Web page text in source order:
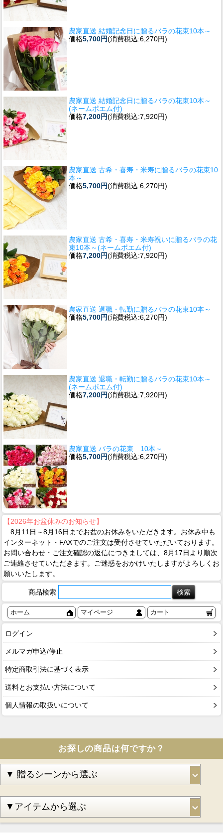
農家直送 結婚記念日に贈るバラの花束10本～
価格5,700円(消費税込:6,270円)
農家直送 結婚記念日に贈るバラの花束10本～
(ネームポエム付)
価格7,200円(消費税込:7,920円)
農家直送 古希・喜寿・米寿に贈るバラの花束10
本～
価格5,700円(消費税込:6,270円)
農家直送 古希・喜寿・米寿祝いに贈るバラの花
束10本～(ネームポエム付)
価格7,200円(消費税込:7,920円)
農家直送 退職・転勤に贈るバラの花束10本～
価格5,700円(消費税込:6,270円)
農家直送 退職・転勤に贈るバラの花束10本～
(ネームポエム付)
価格7,200円(消費税込:7,920円)
農家直送 バラの花束 10本～
価格5,700円(消費税込:6,270円)
【2026年お盆休みのお知らせ】
8月11日～8月16日までお盆のお休みをいただきます。お休み中も
インターネット・FAXでのご注文は受付させていただいております。
お問い合わせ・ご注文確認の返信につきましては、8月17日より順次
ご連絡させていただきます。ご迷惑をおかけいたしますがよろしくお
願いいたします。
商品検索
ホーム マイページ カート
ログイン
メルマガ申込/停止
特定商取引法に基づく表示
送料とお支払い方法について
個人情報の取扱いについて
お探しの商品は何ですか？